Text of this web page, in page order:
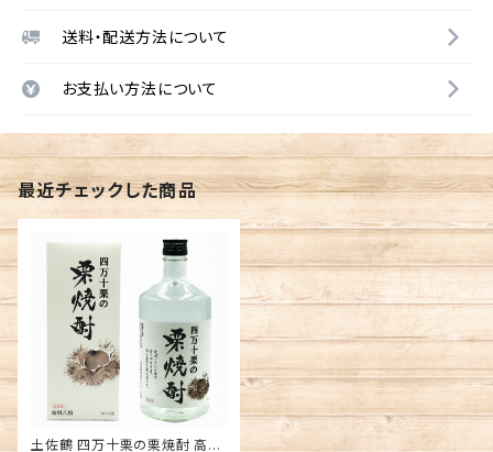
送料・配送方法について
お支払い方法について
最近チェックした商品
土佐鶴 四万十栗の栗焼酎 高知